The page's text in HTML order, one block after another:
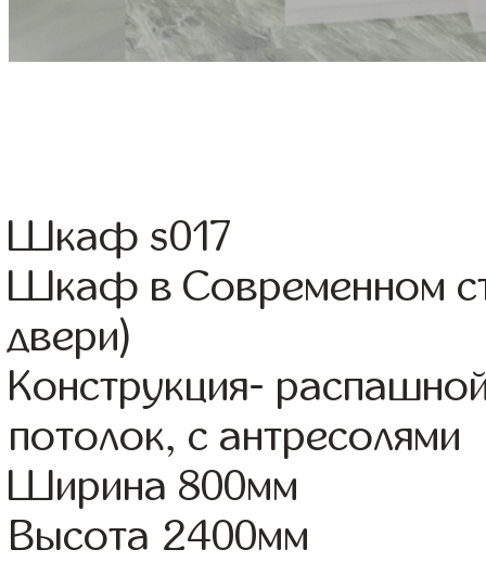
Шкаф s017
Шкаф в Современном
двери)
Конструкция-
потолок, с антресолями
Ширина 800мм
Высота 2400мм